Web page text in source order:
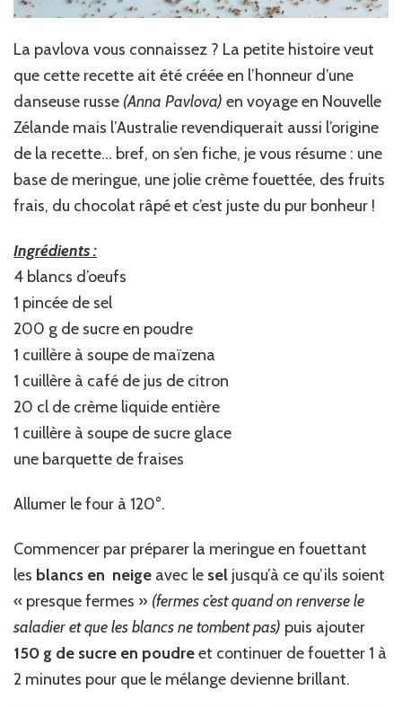
La pavlova vous connaissez ? La petite histoire veut
que cette recette ait été créée en l’honneur d’une
danseuse russe (Anna Pavlova) en voyage en Nouvelle
Zélande mais l’Australie revendiquerait aussi l’origine
de la recette… bref, on s’en fiche, je vous résume : une
base de meringue, une jolie crème fouettée, des fruits
frais, du chocolat râpé et c’est juste du pur bonheur !
Ingrédients :
4 blancs d’oeufs
1 pincée de sel
200 g de sucre en poudre
1 cuillère à soupe de maïzena
1 cuillère à café de jus de citron
20 cl de crème liquide entière
1 cuillère à soupe de sucre glace
une barquette de fraises
Allumer le four à 120°.
Commencer par préparer la meringue en fouettant
les blancs en neige avec le sel jusqu’à ce qu’ils soient
« presque fermes » (fermes c’est quand on renverse le
saladier et que les blancs ne tombent pas) puis ajouter
150 g de sucre en poudreet continuer de fouetter 1 à
2 minutes pour que le mélange devienne brillant.